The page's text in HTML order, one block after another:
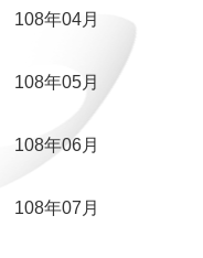
108年04月
108年05月
108年06月
108年07月